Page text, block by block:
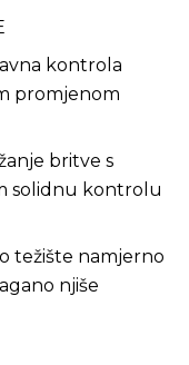
kontrola
promjenom
britve s
solidnu kontrolu
težište namjerno
njiše